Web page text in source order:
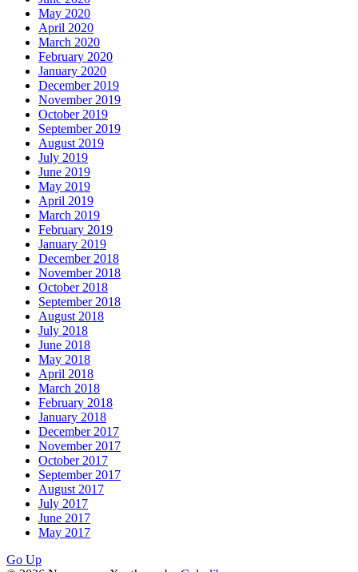
May 2020
April 2020
March 2020
February 2020
January 2020
December 2019
November 2019
October 2019
September 2019
August 2019
July 2019
June 2019
May 2019
April 2019
March 2019
February 2019
January 2019
December 2018
November 2018
October 2018
September 2018
August 2018
July 2018
June 2018
May 2018
April 2018
March 2018
February 2018
January 2018
December 2017
November 2017
October 2017
September 2017
August 2017
July 2017
June 2017
May 2017
Go Up